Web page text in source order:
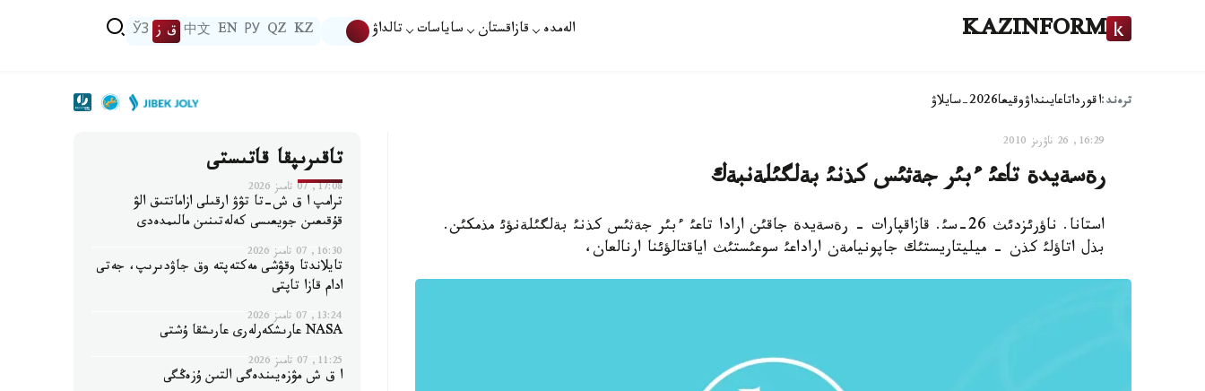
KAZINFORM الەمدە قازاقستان ساياسات تالداۋ KZ
QZ
РУ
EN
中文 ق ز ЎЗ
ترەند:اقورداتاعايىنداۋوقيعا2026-سايلاۋ
16:29, 26 ناۋرىز 2010
رةسةيدة تاعئ ءبئر جةثئس كذنئ بةلگئلةنبةك
استانا. ناؤرئزدئث 26-سئ. قازاقپارات - رةسةيدة جاقئن ارادا تاعئ ءبئر جةثئس كذنئ بةلگئلةنؤئ مذمكئن.
بذل اتاؤلئ كذن - ميليتاريستئك جاپونيامةن اراداعئ سوعئستئث اياقتالؤئنا ارنالعان،
تاقىرىپقا قاتىستى
17:08, 07 تامىز 2026
ترامپ ا ق ش-تا تۋۋ ارقىلى ازاماتتىق الۋ
قۇقىعىن جويعىسى كەلەتىنىن مالىمدەدى
16:30, 07 تامىز 2026
تايلاندتا وقۋشى مەكتەپتە وق جاۋدىرىپ، جەتى
ادام قازا تاپتى
13:24, 07 تامىز 2026
NASA عارىشكەرلەرى عارىشقا ۇشتى
11:25, 07 تامىز 2026
ا ق ش مۋزەيىندەگى التىن ۇزەڭگى